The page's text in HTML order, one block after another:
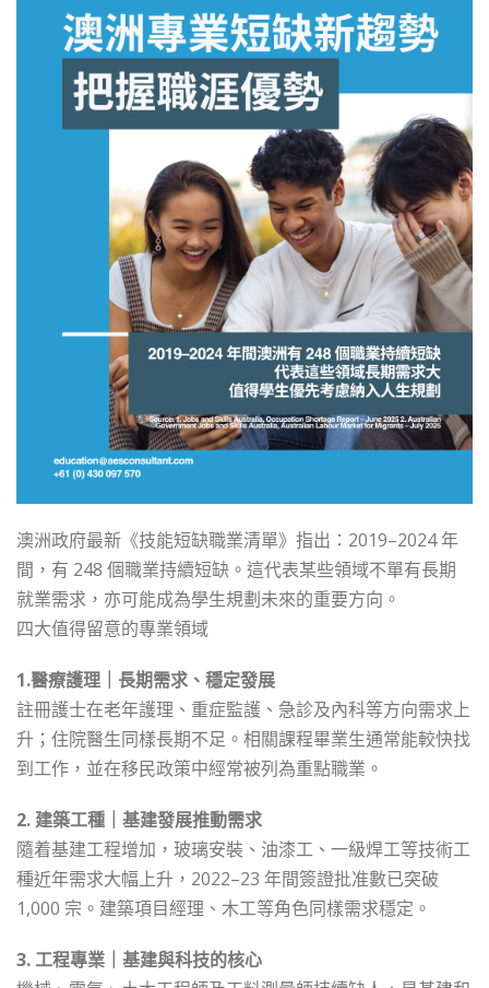
澳洲政府最新《技能短缺職業清單》指出：2019–2024 年
間，有 248 個職業持續短缺。這代表某些領域不單有長期
就業需求，亦可能成為學生規劃未來的重要方向。
四大值得留意的專業領域
1.醫療護理｜長期需求、穩定發展
註冊護士在老年護理、重症監護、急診及內科等方向需求上
升；住院醫生同樣長期不足。相關課程畢業生通常能較快找
到工作，並在移民政策中經常被列為重點職業。
2. 建築工種｜基建發展推動需求
隨着基建工程增加，玻璃安裝、油漆工、一級焊工等技術工
種近年需求大幅上升，2022–23 年間簽證批准數已突破
1,000 宗。建築項目經理、木工等角色同樣需求穩定。
3. 工程專業｜基建與科技的核心